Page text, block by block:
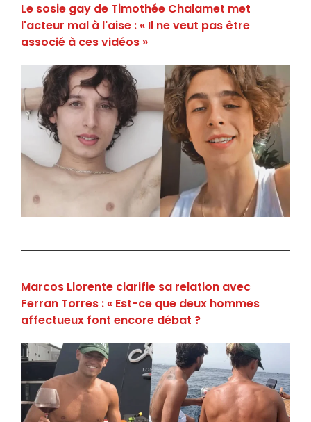
Le sosie gay de Timothée Chalamet met
l'acteur mal à l'aise : « Il ne veut pas être
associé à ces vidéos »
Marcos Llorente clarifie sa relation avec
Ferran Torres : « Est-ce que deux hommes
affectueux font encore débat ?